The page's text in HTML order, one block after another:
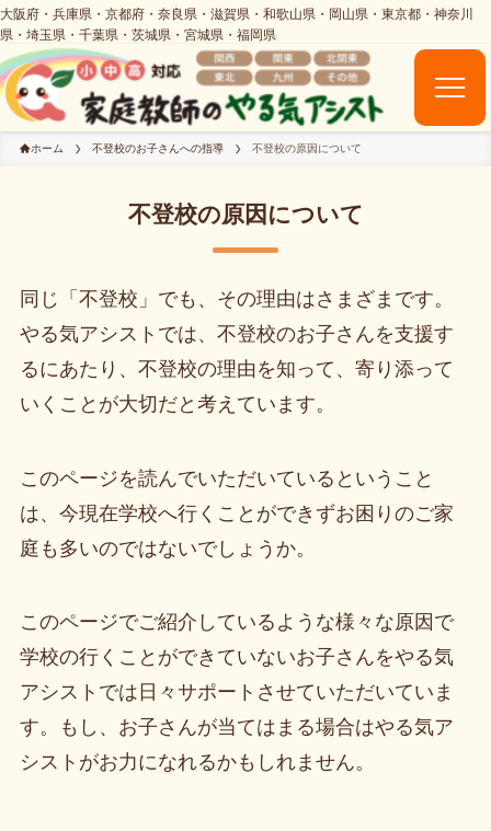
ホーム 不登校のお子さんへの指導 不登校の原因について
不登校の原因について
同じ「不登校」でも、その理由はさまざまです。
やる気アシストでは、不登校のお子さんを支援す
るにあたり、不登校の理由を知って、寄り添って
いくことが大切だと考えています。
このページを読んでいただいているということ
は、今現在学校へ行くことができずお困りのご家
庭も多いのではないでしょうか。
このページでご紹介しているような様々な原因で
学校の行くことができていないお子さんをやる気
アシストでは日々サポートさせていただいていま
す。もし、お子さんが当てはまる場合はやる気ア
シストがお力になれるかもしれません。